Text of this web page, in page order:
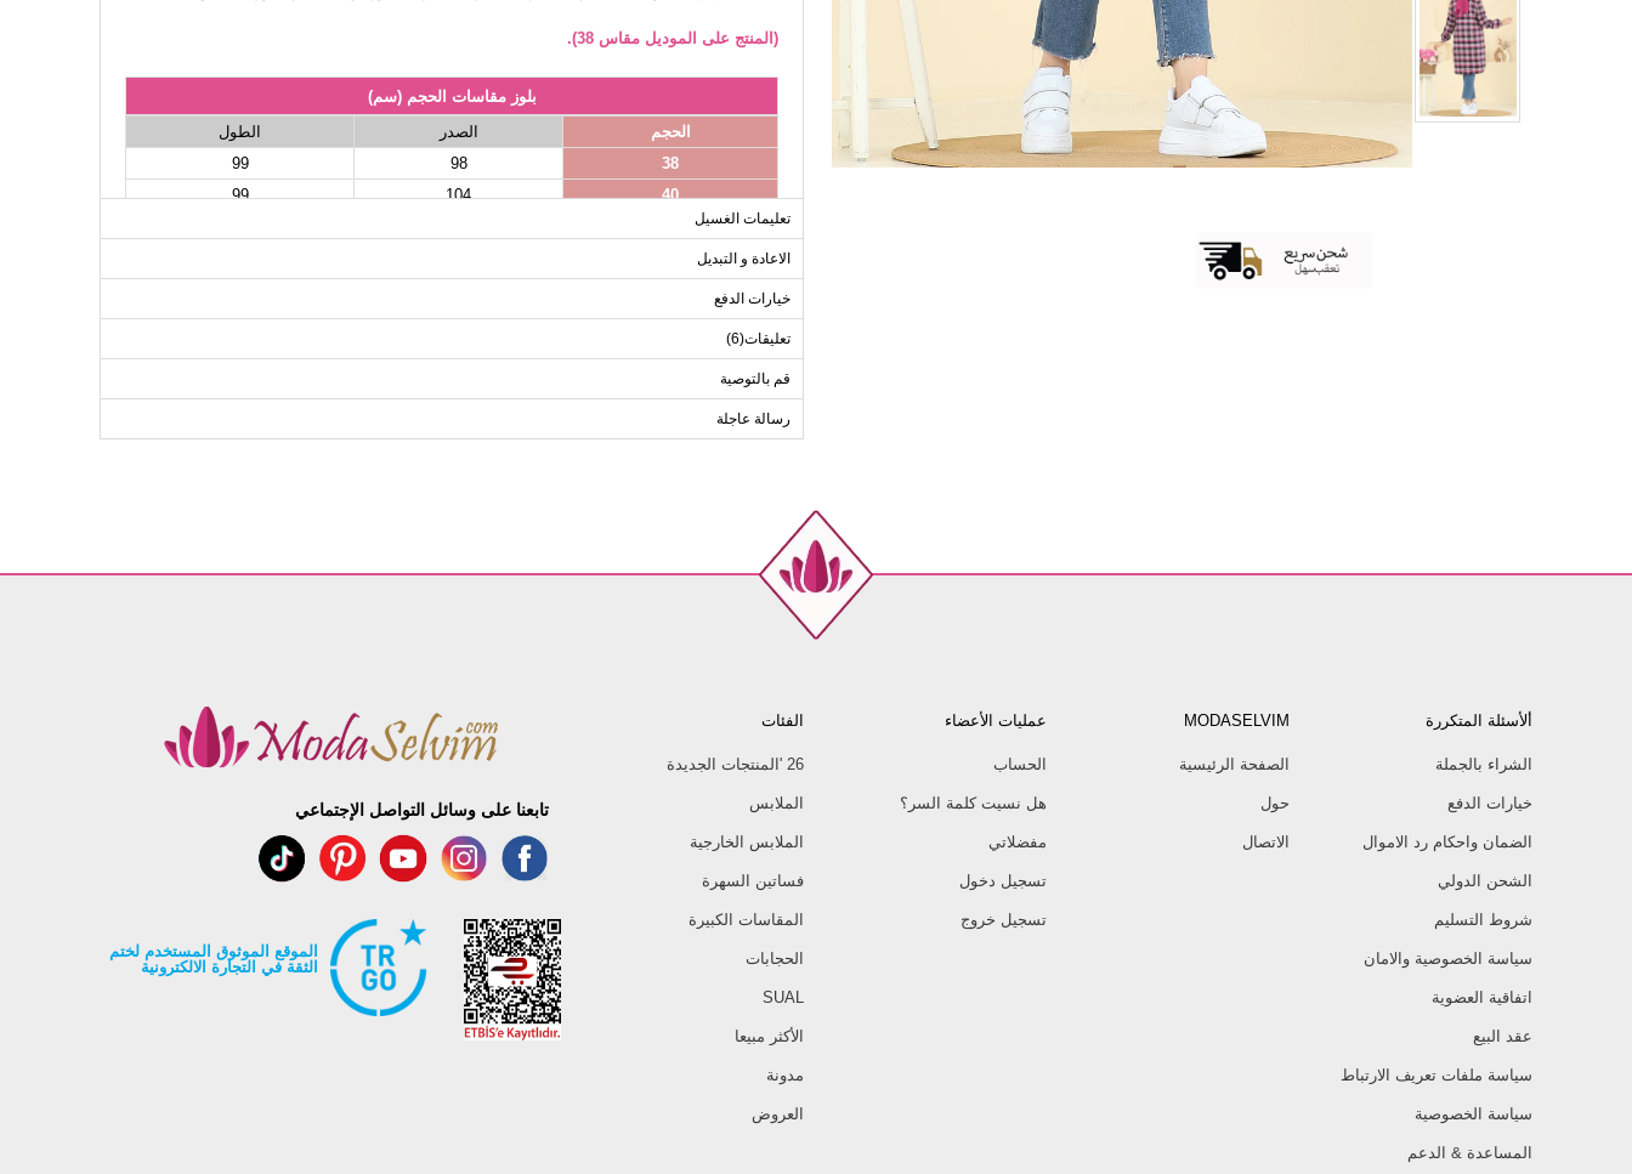
(المنتج على الموديل مقاس 38).
بلوز مقاسات الحجم (سم)
الحجم
الصدر
الطول
38
98
99
40
104
99
48
118
99
تعليمات الغسيل
الاعادة و التبديل
خيارات الدفع
تعليقات(6)
قم بالتوصية
رسالة عاجلة
ألأسئلة المتكررة
الشراء بالجملة
خيارات الدفع
الضمان واحكام رد الاموال
الشحن الدولي
شروط التسليم
سياسة الخصوصية والامان
اتفاقية العضوية
عقد البيع
سياسة ملفات تعريف الارتباط
سياسة الخصوصية
المساعدة & الدعم
MODASELVIM
الصفحة الرئيسية
حول
الاتصال
عمليات الأعضاء
الحساب
هل نسيت كلمة السر؟
مفضلاتي
تسجيل دخول
تسجيل خروج
الفئات
26 'المنتجات الجديدة
الملابس
الملابس الخارجية
فساتين السهرة
المقاسات الكبيرة
الحجابات
SUAL
الأكثر مبيعا
مدونة
العروض
تابعنا على وسائل التواصل الإجتماعي
الموقع الموثوق المستخدم لختم
الثقة في التجارة الالكترونية